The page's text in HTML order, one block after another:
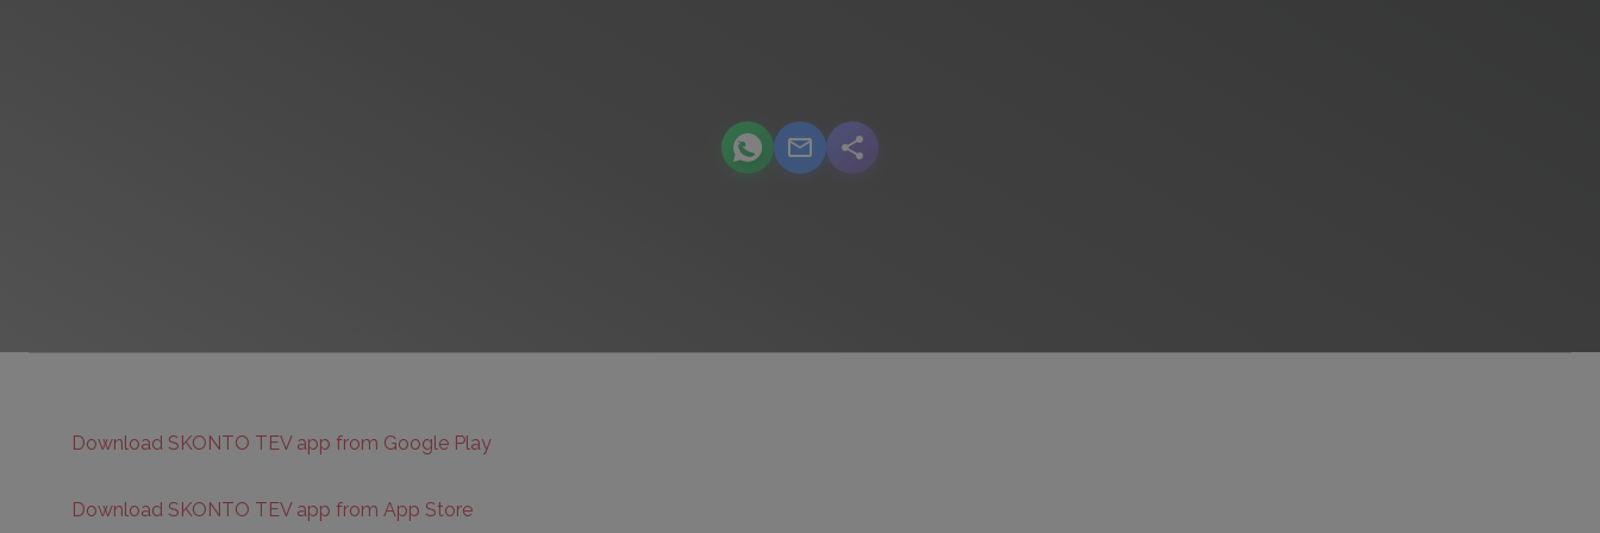
podcast.share-title WhatsApp
podcast.share-title Email
podcast.share-title
Download SKONTO TEV app from Google Play
Download SKONTO TEV app from App Store